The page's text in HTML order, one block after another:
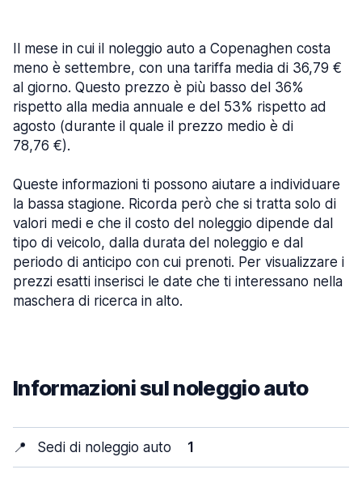
Il mese in cui il noleggio auto a Copenaghen costa
meno è settembre, con una tariffa media di 36,79 €
al giorno. Questo prezzo è più basso del 36%
rispetto alla media annuale e del 53% rispetto ad
agosto (durante il quale il prezzo medio è di
78,76 €).
Queste informazioni ti possono aiutare a individuare
la bassa stagione. Ricorda però che si tratta solo di
valori medi e che il costo del noleggio dipende dal
tipo di veicolo, dalla durata del noleggio e dal
periodo di anticipo con cui prenoti. Per visualizzare i
prezzi esatti inserisci le date che ti interessano nella
maschera di ricerca in alto.
Informazioni sul noleggio auto
📍 Sedi di noleggio auto 1